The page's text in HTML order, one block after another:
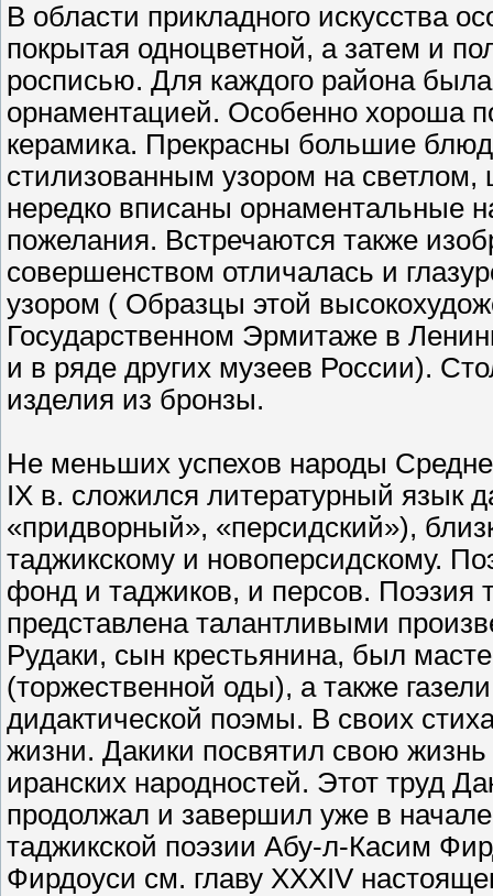
В области прикладного искусства
покрытая одноцветной, а затем и
росписью. Для каждого района
орнаментацией. Особенно хороша
керамика. Прекрасны большие
стилизованным узором на
нередко вписаны орнаментальные
пожелания. Встречаются также
совершенством отличалась и
узором ( Образцы этой
Государственном Эрмитаже в
и в ряде других музеев России).
изделия из бронзы.
Не меньших успехов народы
IX в. сложился литературный язык
«придворный», «персидский»),
таджикскому и новоперсидскому.
фонд и таджиков, и персов. Поэзия
представлена талантливыми
Рудаки, сын крестьянина, был
(торжественной оды), а также
дидактической поэмы. В своих
жизни. Дакики посвятил свою жизнь
иранских народностей. Этот труд
продолжал и завершил уже в
таджикской поэзии Абу-л-Касим
Фирдоуси см. главу XXXIV